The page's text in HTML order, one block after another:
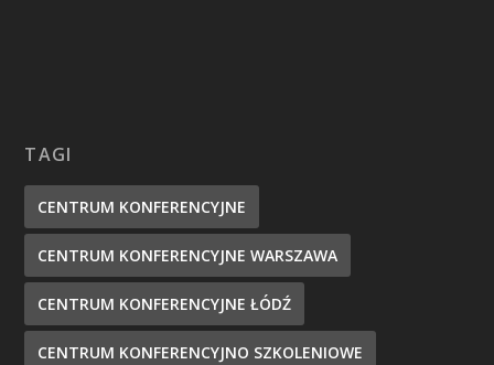
TAGI
CENTRUM KONFERENCYJNE
CENTRUM KONFERENCYJNE WARSZAWA
CENTRUM KONFERENCYJNE ŁÓDŹ
CENTRUM KONFERENCYJNO SZKOLENIOWE